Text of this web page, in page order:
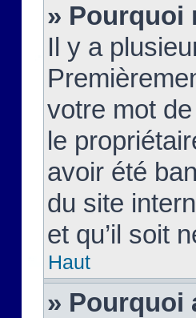
» Pourquoi
Il y a
votre mot
le
avoir été
du site
et qu’il soit
Haut
» Pourquoi